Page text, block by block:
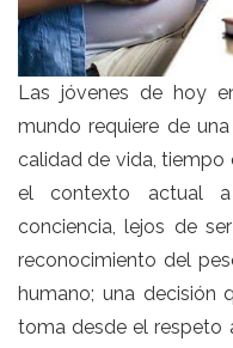
Las jóvenes de hoy
mundo requiere de
calidad de vida, tiempo
el contexto actual
conciencia, lejos de
reconocimiento del
humano; una decisión
toma desde el respeto